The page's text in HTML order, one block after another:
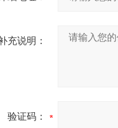
充说明：
验证码：